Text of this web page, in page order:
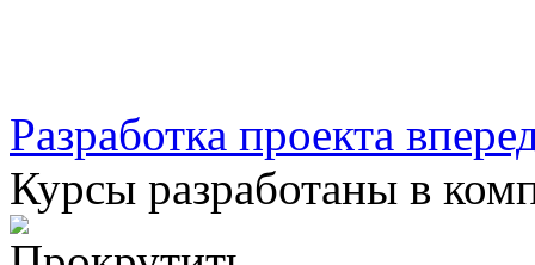
Разработка проекта
Курсы разработаны в